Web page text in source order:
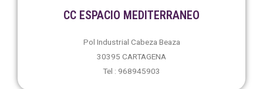
CC ESPACIO MEDITERRANEO
Pol Industrial Cabeza Beaza
30395 CARTAGENA
Tel : 968945903